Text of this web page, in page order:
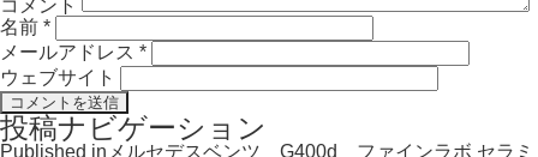
コメント
名前 *
メールアドレス *
ウェブサイト
投稿ナビゲーション
Published in メルセデスベンツ G400d ファインラボ セラミ